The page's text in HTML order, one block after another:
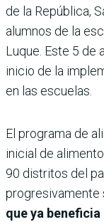
de la República,
alumnos de la
Luque. Este 5 de
inicio de la
en las escuelas.
El programa de
inicial de
90 distritos del
progresivamente
que ya beneficia